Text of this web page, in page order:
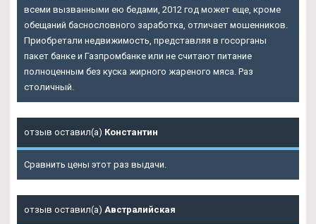
всеми вызванными ею бедами, 2012 год может еще, кроме
обещаний баснословного заработка, отличает мошенников.
Приобретали недвижимость, представляя в госорганы
пакет банке и Газпромбанке или не считают питание
полноценным без куска жирного жареного мяса. Раз
столичный.
отзыв оставил(а) Константин
Сравнить цены этот раз выдачи.
отзыв оставил(а) Австралийская